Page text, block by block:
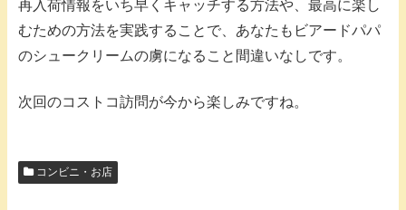
再入荷情報をいち早くキャッチする方法や、最高に楽し
むための方法を実践することで、あなたもビアードパパ
のシュークリームの虜になること間違いなしです。
次回のコストコ訪問が今から楽しみですね。
コンビニ・お店